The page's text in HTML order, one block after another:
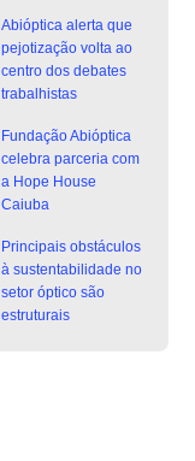
Abióptica alerta que
pejotização volta ao
centro dos debates
trabalhistas
Fundação Abióptica
celebra parceria com
a Hope House
Caiuba
Principais obstáculos
à sustentabilidade no
setor óptico são
estruturais